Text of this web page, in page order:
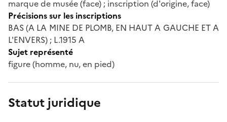
marque de musée (face) ; inscription (d'origine, face)
Précisions sur les inscriptions
BAS (A LA MINE DE PLOMB, EN HAUT A GAUCHE ET A
L'ENVERS) ; L.1915 A
Sujet représenté
figure (homme, nu, en pied)
Statut juridique